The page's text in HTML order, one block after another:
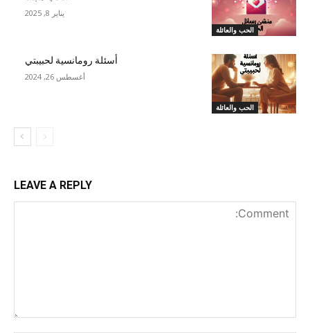
الحب والعائلة
يناير 8, 2025
الحب والعائلة
أسئلة رومانسية لحبيبتي
أغسطس 26, 2024
LEAVE A REPLY